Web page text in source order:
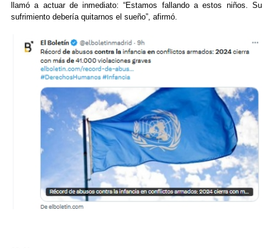
llamó a actuar de inmediato: “Estamos fallando a estos niños. Su
sufrimiento debería quitarnos el sueño”, afirmó.